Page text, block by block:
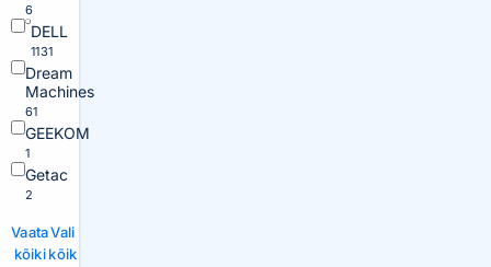
6
DELL
1131
Dream
Machines
61
GEEKOM
1
Getac
2
Vaata
kõiki
Vali
kõik